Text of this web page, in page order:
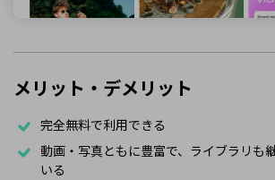
メリット・デメリット
完全無料で利用できる
動画・写真ともに豊富で、ライブラリも
いる